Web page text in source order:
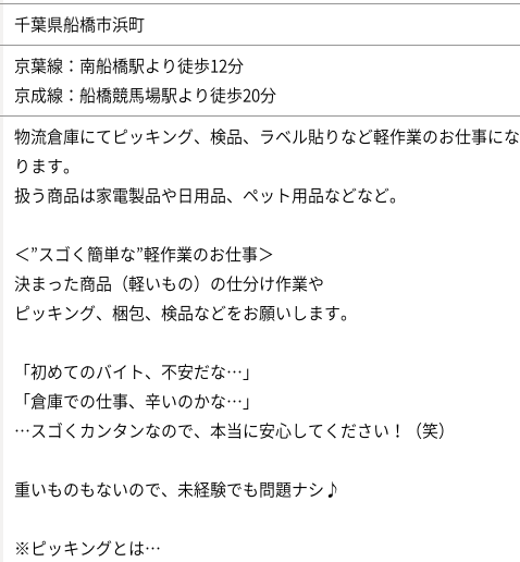
千葉県船橋市浜町
京葉線：南船橋駅より徒歩12分
京成線：船橋競馬場駅より徒歩20分
物流倉庫にてピッキング、検品、ラベル貼りなど軽作業のお仕事にな
ります。
扱う商品は家電製品や日用品、ペット用品などなど。
＜”スゴく簡単な”軽作業のお仕事＞
決まった商品（軽いもの）の仕分け作業や
ピッキング、梱包、検品などをお願いします。
「初めてのバイト、不安だな…」
「倉庫での仕事、辛いのかな…」
…スゴくカンタンなので、本当に安心してください！（笑）
重いものもないので、未経験でも問題ナシ♪
※ピッキングとは…